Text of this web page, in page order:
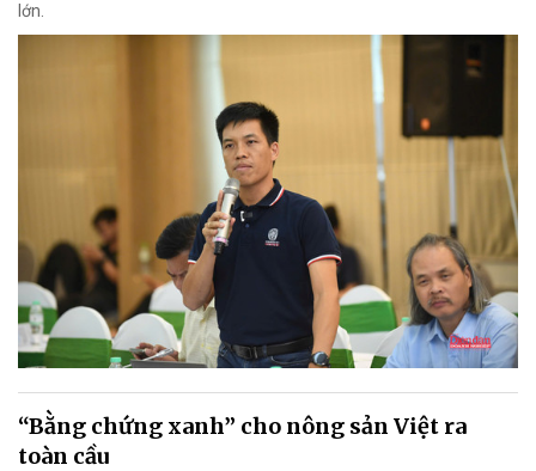
lớn.
“Bằng chứng xanh” cho nông sản Việt ra
toàn cầu